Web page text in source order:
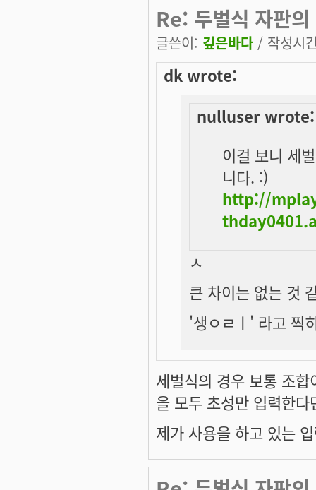
Re: 두벌식 자판의
글쓴이: 깊은바다 / 작성시
dk wrote:
nulluser wrote:
이걸 보니 세
니다. :)
http://
ㅅ
큰 차이는 없는 것
'생ㅇㄹㅣ' 라고 찍
세벌식의 경우 보통 조
을 모두 초성만 입력한
제가 사용을 하고 있는